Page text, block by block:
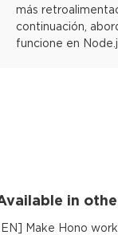
más
continuación,
funcione en
in
EN] Make Hono